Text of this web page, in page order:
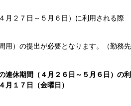
月２７日～５月６日）に利用される際
用）の提出が必要となります。（勤務先
休期間（４月２６日～５月６日）の利
月１７日（金曜日）